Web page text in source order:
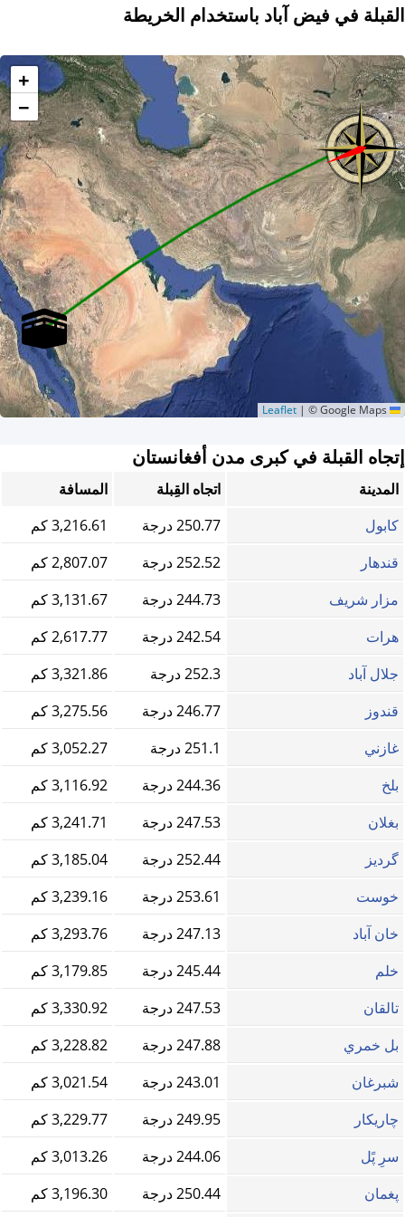
القبلة في فیض آباد باستخدام الخريطة
+
−
| © Google Maps
إتجاه القبلة في كبرى مدن أفغانستان
المدينة اتجاه القِبلة
المسافة
كابول
250.77 درجة
3,216.61 كم
قندهار
252.52 درجة
2,807.07 كم
مزار شريف
244.73 درجة
3,131.67 كم
هرات
242.54 درجة
2,617.77 كم
جلال آباد
252.3 درجة
3,321.86 كم
قندوز
246.77 درجة
3,275.56 كم
غازني
251.1 درجة
3,052.27 كم
بلخ
244.36 درجة
3,116.92 كم
بغلان
247.53 درجة
3,241.71 كم
گردیز
252.44 درجة
3,185.04 كم
خوست
253.61 درجة
3,239.16 كم
خان آباد
247.13 درجة
3,293.76 كم
خلم
245.44 درجة
3,179.85 كم
تالقان
247.53 درجة
3,330.92 كم
بل خمري
247.88 درجة
3,228.82 كم
شبرغان
243.01 درجة
3,021.54 كم
چاریکار
249.95 درجة
3,229.77 كم
سرِ پًل
244.06 درجة
3,013.26 كم
پغمان
250.44 درجة 3,196.30 كم